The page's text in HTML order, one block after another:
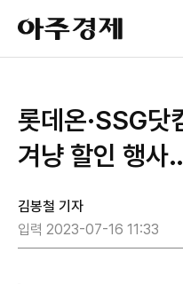
아
주
경
롯데온·SSG닷
겨냥 할인 행
김봉철 기자
입력 2023-07-16 11:33